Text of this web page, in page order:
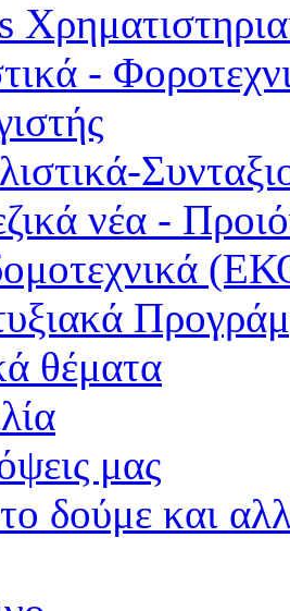
-
νέα -
θέματα
μας
δούμε και